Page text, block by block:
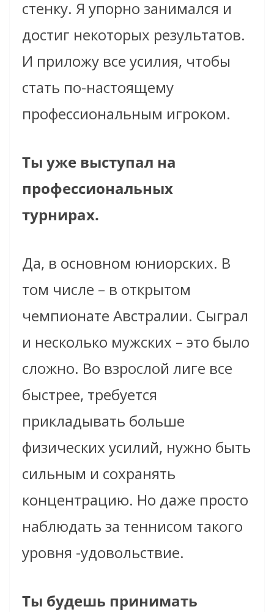
стенку. Я упорно занимался и
достиг некоторых результатов.
И приложу все усилия, чтобы
стать по-настоящему
профессиональным игроком.
Ты уже выступал на
профессиональных
турнирах.
Да, в основном юниорских. В
том числе – в открытом
чемпионате Австралии. Сыграл
и несколько мужских – это было
сложно. Во взрослой лиге все
быстрее, требуется
прикладывать больше
физических усилий, нужно быть
сильным и сохранять
концентрацию. Но даже просто
наблюдать за теннисом такого
уровня -удовольствие.
Ты будешь принимать